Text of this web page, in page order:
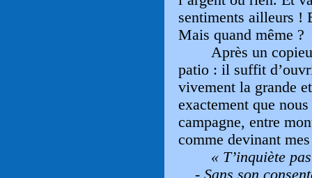
sentiments ailleurs !
Mais quand même ?
Après un
patio : il suffit
vivement la grande
exactement que
campagne, entre
comme devinant
« T’inquiète
- Sans son